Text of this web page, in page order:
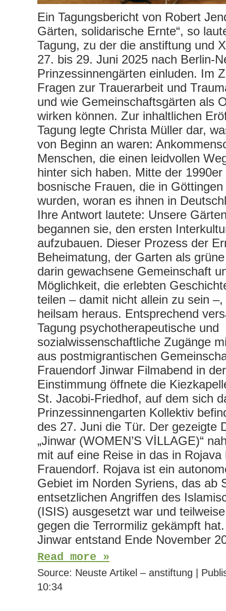
Ein Tagungsbericht von Robert
Gärten, solidarische Ernte“, so
Tagung, zu der die anstiftung und
27. bis 29. Juni 2025 nach Berlin-
Prinzessinnengärten einluden. Im
Fragen zur Trauerarbeit und
und wie Gemeinschaftsgärten als
wirken können. Zur inhaltlichen
Tagung legte Christa Müller dar,
von Beginn an waren:
Menschen, die einen leidvollen
hinter sich haben. Mitte der
bosnische Frauen, die in
wurden, woran es ihnen in
Ihre Antwort lautete: Unsere
begannen sie, den ersten
aufzubauen. Dieser Prozess der
Beheimatung, der Garten als
darin gewachsene Gemeinschaft
Möglichkeit, die erlebten
teilen – damit nicht allein zu sein
heilsam heraus. Entsprechend
Tagung psychotherapeutische und
sozialwissenschaftliche Zugänge
aus postmigrantischen
Frauendorf Jinwar Filmabend in
Einstimmung öffnete die
St. Jacobi-Friedhof, auf dem sich
Prinzessinnengarten Kollektiv
des 27. Juni die Tür. Der gezeigte
„Jinwar (WOMEN’S VİLLAGE)“
mit auf eine Reise in das in Rojava
Frauendorf. Rojava ist ein
Gebiet im Norden Syriens, das ab
entsetzlichen Angriffen des
(ISIS) ausgesetzt war und
gegen die Terrormiliz gekämpft
Jinwar entstand Ende November
Read more »
Source: Neuste Artikel – anstiftung
10:34